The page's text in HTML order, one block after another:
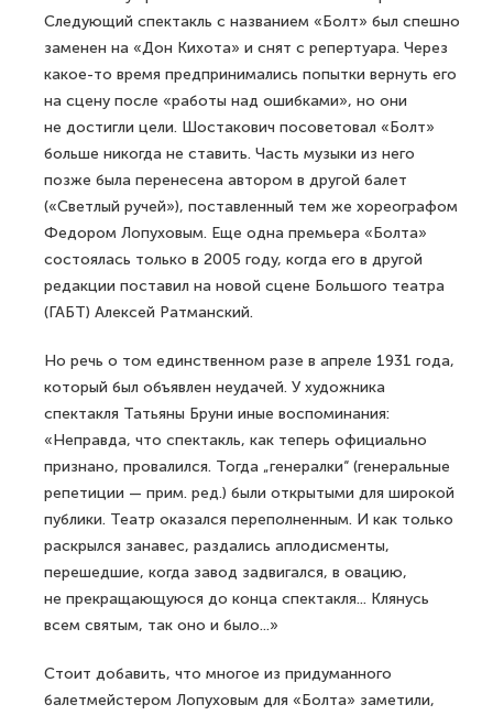
Следующий спектакль с названием «Болт» был спешно
заменен на «Дон Кихота» и снят с репертуара. Через
какое-то время предпринимались попытки вернуть его
на сцену после «работы над ошибками», но они
не достигли цели. Шостакович посоветовал «Болт»
больше никогда не ставить. Часть музыки из него
позже была перенесена автором в другой балет
(«Светлый ручей»), поставленный тем же хореографом
Федором Лопуховым. Еще одна премьера «Болта»
состоялась только в 2005 году, когда его в другой
редакции поставил на новой сцене Большого театра
(ГАБТ) Алексей Ратманский.
Но речь о том единственном разе в апреле 1931 года,
который был объявлен неудачей. У художника
спектакля Татьяны Бруни иные воспоминания:
«Неправда, что спектакль, как теперь официально
признано, провалился. Тогда „генералки“ (генеральные
репетиции — прим. ред.) были открытыми для широкой
публики. Театр оказался переполненным. И как только
раскрылся занавес, раздались аплодисменты,
перешедшие, когда завод задвигался, в овацию,
не прекращающуюся до конца спектакля... Клянусь
всем святым, так оно и было...»
Стоит добавить, что многое из придуманного
балетмейстером Лопуховым для «Болта» заметили,